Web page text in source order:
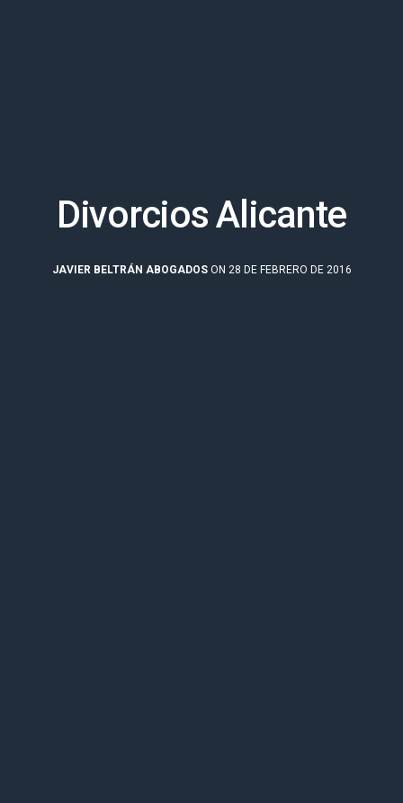
Divorcios Alicante
JAVIER BELTRÁN ABOGADOSON 28 DE FEBRERO DE 2016